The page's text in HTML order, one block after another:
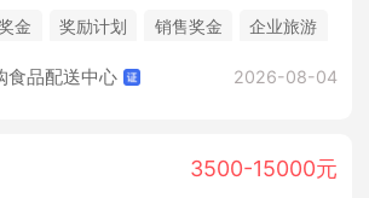
金 奖励计划 销售奖金 企业旅游
食品配送中心 2026-08-04
3500-15000元